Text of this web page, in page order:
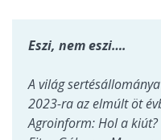
Eszi, nem eszi….
A világ
2023-ra az elmúlt öt
Agroinform: Hol a